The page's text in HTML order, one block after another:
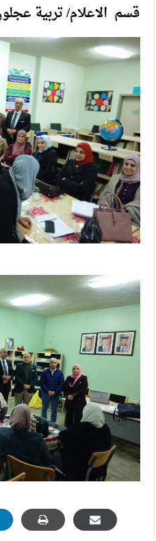
قسم الاعلام/ تربية